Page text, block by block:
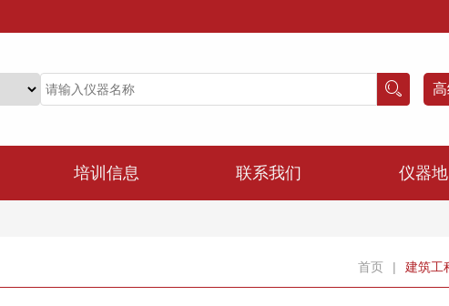
培训信息 联系我们 仪器
首页 | 建筑工